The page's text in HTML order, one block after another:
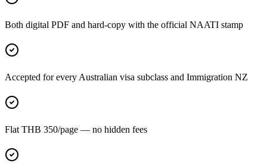
Both digital PDF and hard-copy with the official NAATI stamp
Accepted for every Australian visa subclass and Immigration NZ
Flat THB 350/page — no hidden fees